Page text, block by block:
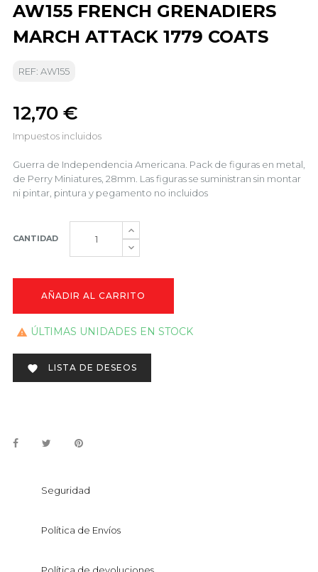
AW155 FRENCH GRENADIERS
MARCH ATTACK 1779 COATS
REF: AW155
12,70 €
Impuestos incluidos
Guerra de Independencia Americana. Pack de figuras en metal,
de Perry Miniatures, 28mm. Las figuras se suministran sin montar
ni pintar, pintura y pegamento no incluidos
CANTIDAD
AÑADIR AL CARRITO
 ÚLTIMAS UNIDADES EN STOCK
 LISTA DE DESEOS
Seguridad
Política de Envíos